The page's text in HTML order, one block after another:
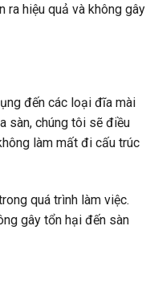
ra hiệu quả và không gây
đến các loại đĩa mài
sàn, chúng tôi sẽ điều
làm mất đi cấu trúc
quá trình làm việc.
gây tổn hại đến sàn